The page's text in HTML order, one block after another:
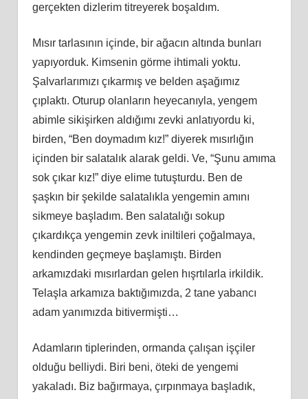
gerçekten dizlerim titreyerek boşaldım.
Mısır tarlasının içinde, bir ağacın altında bunları
yapıyorduk. Kimsenin görme ihtimali yoktu.
Şalvarlarımızı çıkarmış ve belden aşağımız
çıplaktı. Oturup olanların heyecanıyla, yengem
abimle sikişirken aldığımı zevki anlatıyordu ki,
birden, “Ben doymadım kız!” diyerek mısırlığın
içinden bir salatalık alarak geldi. Ve, “Şunu amıma
sok çıkar kız!” diye elime tutuşturdu. Ben de
şaşkın bir şekilde salatalıkla yengemin amını
sikmeye başladım. Ben salatalığı sokup
çıkardıkça yengemin zevk iniltileri çoğalmaya,
kendinden geçmeye başlamıştı. Birden
arkamızdaki mısırlardan gelen hışrtılarla irkildik.
Telaşla arkamıza baktığımızda, 2 tane yabancı
adam yanımızda bitivermişti…
Adamların tiplerinden, ormanda çalışan işçiler
olduğu belliydi. Biri beni, öteki de yengemi
yakaladı. Biz bağırmaya, çırpınmaya başladık,